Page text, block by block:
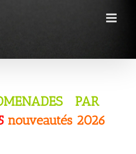
PAR
nouveautés 2026